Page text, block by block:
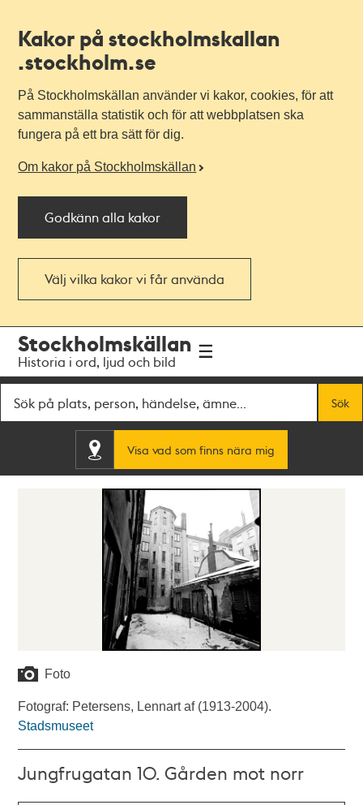
Kakor på stockholmskallan
.stockholm.se
På Stockholmskällan använder vi kakor, cookies, för att
sammanställa statistik och för att webbplatsen ska
fungera på ett bra sätt för dig.
Om kakor på Stockholmskällan
Godkänn alla kakor
Välj vilka kakor vi får använda
navigationen
huvudinnehållet
Stockholmskällan
Historia i ord, ljud och bild
Sök
Visa vad som finns nära mig
Foto
Fotograf: Petersens, Lennart af (1913-2004).
Stadsmuseet
Jungfrugatan 10. Gården mot norr